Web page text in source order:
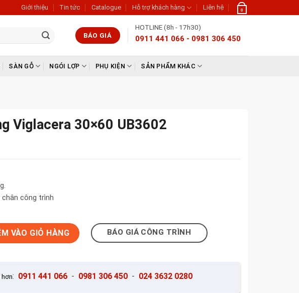
Giới thiệu Tin tức Catalogue Hỗ trợ khách hàng Liên hệ 0
BÁO GIÁ
HOTLINE (8h - 17h30)
0911 441 066 - 0981 306 450
SÀN GỖ NGÓI LỢP PHỤ KIỆN SẢN PHẨM KHÁC
Viglacera 30×60 UB3602
công trình
30x60 UB3602 số lượng
VÀO GIỎ HÀNG BÁO GIÁ CÔNG TRÌNH
: 0911 441 066 - 0981 306 450 - 024 3632 0280